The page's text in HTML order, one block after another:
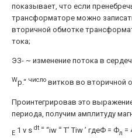
показывает, что если
трансформаторе можно
вторичной обмотке
тока;
ЭЗ- ~ изменение потока в
Wp.“ число витков во вторичной
Проинтегрировав это
периода, получим амплитуду
Е 1 v s dt = “iw =Τ’ Tiw ’ гдеФ = Фл =